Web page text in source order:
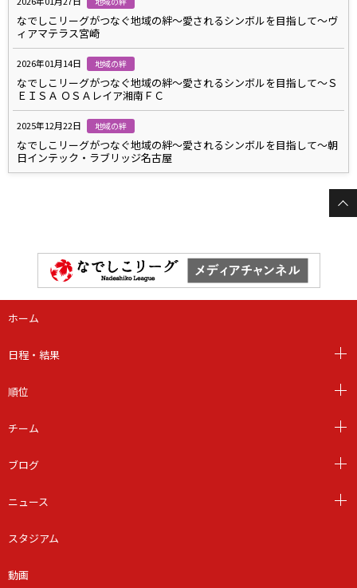
なでしこリーグがつなぐ地域の絆～愛されるシンボルを目指して～ヴ
ィアマテラス宮崎
2026年01月14日 地域の絆
なでしこリーグがつなぐ地域の絆～愛されるシンボルを目指して～Ｓ
ＥＩＳＡ ＯＳＡレイア湘南ＦＣ
2025年12月22日 地域の絆
なでしこリーグがつなぐ地域の絆～愛されるシンボルを目指して～朝
日インテック・ラブリッジ名古屋
ホーム
日程・結果
順位
チーム
ブログ
ニュース
スタジアム
動画